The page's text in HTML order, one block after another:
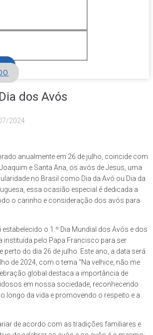
dos Avós
2024
anualmente em 26 de julho, coincide com
e Santa Ana, os avós de Jesus, uma
no Brasil como Dia da Avó ou Dia da
essa ocasião especial é dedicada a
o carinho e consideração dos avós para
o 1.º Dia Mundial dos Avós e dos
instituída pelo Papa Francisco para ser
perto do dia 26 de julho. Este ano, a data será
de 2024, com o tema “Na velhice, não me
global destaca a importância de
em nossa sociedade, reconhecendo
longo da vida e promovendo o respeito e a
de acordo com as tradições familiares e